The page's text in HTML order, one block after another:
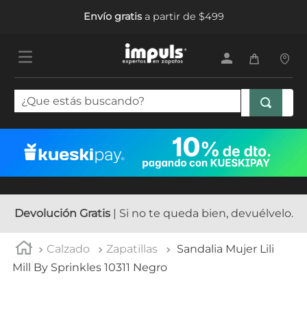
Envío gratisa partir de $499
¿Que estás buscando?
Devolución Gratis| Si no te queda bien, devuélvelo.
Calzado Zapatillas
Sandalia Mujer Lili
Mill By Sprinkles 10311 Negro
1.
tenis mujer
tenis hombre
5. tenis